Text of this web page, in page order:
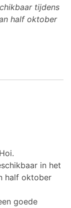
tijdens
half oktober
in het
half oktober
goede